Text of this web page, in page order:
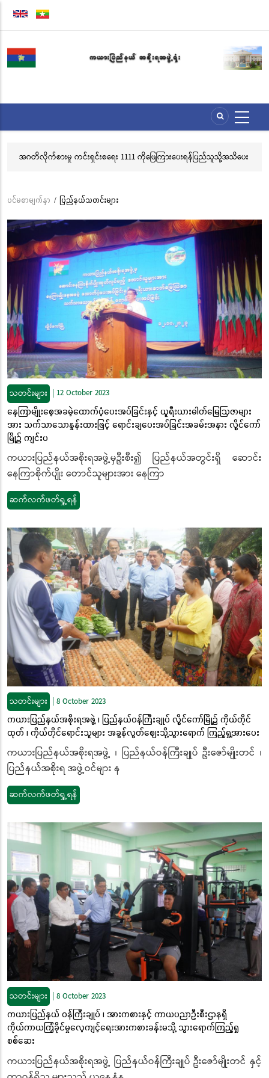
အဓိက
အကြောင်းအရာ
သွား
မည်
အဂတိလိုက်စားမှု ကင်းရှင်းစရေး 1111 ကိုဖြေကြားပေးရန်ပြည်သူသို့အသိပေး
Breadcrumb
ပင်မစာမျက်နှာ / ပြည်နယ်သတင်းများ
သတင်းများ | 12 October 2023
နေကြာမျိုးစေ့အခမဲ့ထောက်ပံ့ပေးအပ်ခြင်းနှင့် ယူရီးယားဓါတ်မြေဩဇာများ
အား သက်သာသောနှုန်းထားဖြင့် ရောင်းချပေးအပ်ခြင်းအခမ်းအနား လွိုင်ကော်
မြို့၌ ကျင်းပ
ကယားပြည်နယ်အစိုးရအဖွဲ့မှဦးစီး၍ ပြည်နယ်အတွင်းရှိ ဆောင်း
နေကြာစိုက်ပျိုး တောင်သူများအား နေကြာ
ဆက်လက်ဖတ်ရှု့ရန်
သတင်းများ | 8 October 2023
ကယားပြည်နယ်အစိုးရအဖွဲ့ ၊ ပြည်နယ်ဝန်ကြီးချုပ် လွိုင်ကော်မြို့၌ ကိုယ်တိုင်
ထုတ် ၊ ကိုယ်တိုင်ရောင်းသူများ အခွန်လွတ်ဈေးသို့သွားရောက် ကြည့်ရှု့အားပေး
ကယားပြည်နယ်အစိုးရအဖွဲ့ ၊ ပြည်နယ်ဝန်ကြီးချုပ် ဦးဇော်မျိုးတင် ၊
ပြည်နယ်အစိုးရ အဖွဲ့ဝင်များ န
ဆက်လက်ဖတ်ရှု့ရန်
သတင်းများ 8 October 2023
ကယားပြည်နယ် ဝန်ကြီးချုပ် ၊ အားကစားနှင့် ကာယပညာဦးစီးဌာနရှိ
ကိုယ်ကာယကြံ့ခိုင်မှုလေ့ကျင့်ရေးအားကစားခန်းမသို့ သွားရောက်ကြည့်ရှု
စစ်ဆေး
ကယားပြည်နယ်အစိုးရအဖွဲ့ ပြည်နယ်ဝန်ကြီးချုပ် ဦးဇော်မျိုးတင် နှင့်